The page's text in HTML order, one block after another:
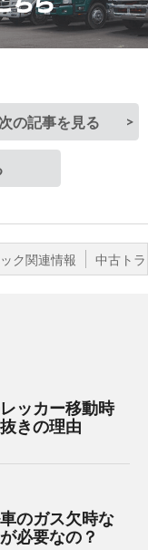
次の記事を見る
ク関連情報 中古ト
ッカー移動時
きの理由
のガス欠時な
必要なの？